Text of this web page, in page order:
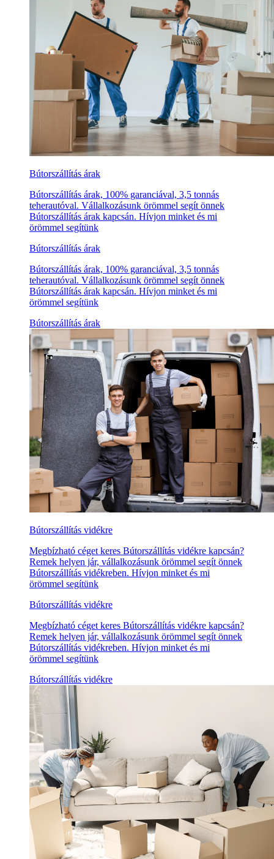
Bútorszállítás árak
Bútorszállítás árak, 100% garanciával, 3,5 tonnás
teherautóval. Vállalkozásunk örömmel segít önnek
Bútorszállítás árak kapcsán. Hívjon minket és mi
örömmel segítünk
Bútorszállítás árak
Bútorszállítás árak, 100% garanciával, 3,5 tonnás
teherautóval. Vállalkozásunk örömmel segít önnek
Bútorszállítás árak kapcsán. Hívjon minket és mi
örömmel segítünk
Bútorszállítás árak
Bútorszállítás vidékre
Megbízható céget keres Bútorszállítás vidékre kapcsán?
Remek helyen jár, vállalkozásunk örömmel segít önnek
Bútorszállítás vidékreben. Hívjon minket és mi
örömmel segítünk
Bútorszállítás vidékre
Megbízható céget keres Bútorszállítás vidékre kapcsán?
Remek helyen jár, vállalkozásunk örömmel segít önnek
Bútorszállítás vidékreben. Hívjon minket és mi
örömmel segítünk
Bútorszállítás vidékre